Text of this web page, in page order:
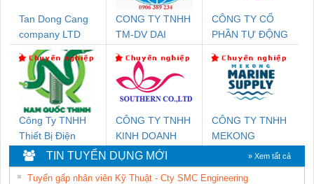
Tan Dong Cang
company LTD
CONG TY TNHH
TM-DV DAI
CÔNG TY CỔ
PHẦN TỰ ĐỘNG
Công Ty TNHH
Thiết Bị Điện
Nam Quốc Thịnh
CÔNG TY TNHH
KINH DOANH
DỊCH VỤ XNK
PHƯƠNG NAM
CÔNG TY TNHH
MEKONG
SUPPLY
TIN TUYỂN DỤNG MỚI » Xem tất cả
Tuyển gấp nhân viên Kỹ Thuật - Cty SMC Engineering